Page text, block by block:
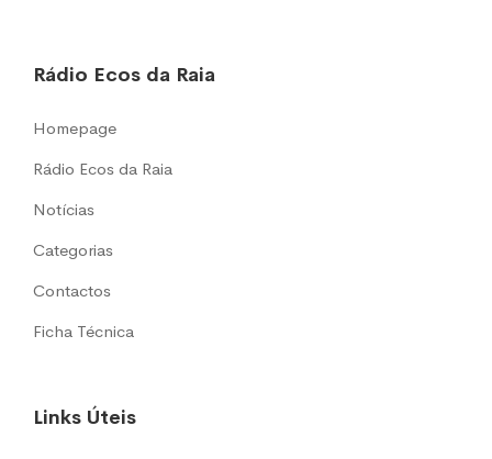
Rádio Ecos da Raia
Homepage
Rádio Ecos da Raia
Notícias
Categorias
Contactos
Ficha Técnica
Links Úteis